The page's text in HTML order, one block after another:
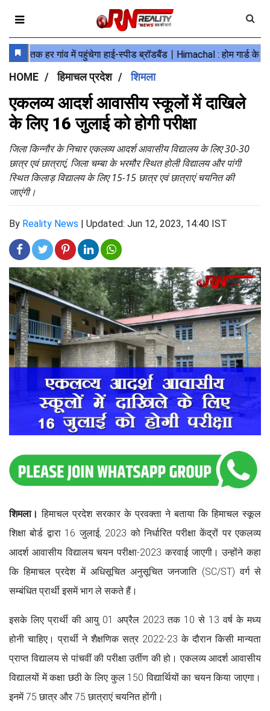
HOME हिमाचल प्रदेश शिमला
एकलव्य आदर्श आवासीय स्कूलों में दाखिले
के लिए 16 जुलाई को होगी परीक्षा
जिला किन्नौर के निचार एकलव्य आदर्श आवासीय विद्यालय के लिए 30-30
छात्र एवं छात्राएं, जिला चम्बा के भरमौर स्थित होली विद्यालय और पांगी
स्थित किलाड़ विद्यालय के लिए 15-15 छात्र एवं छात्राएं चयनित की
जाएंगी।
By Reality News | Updated: Jun 12, 2023, 14:40 IST
शिमला। हिमाचल प्रदेश सरकार के प्रवक्ता ने बताया कि हिमाचल स्कूल
शिक्षा बोर्ड द्वारा 16 जुलाई, 2023 को निर्धारित परीक्षा केंद्रों पर एकलव्य
आदर्श आवासीय विद्यालय चयन परीक्षा-2023 करवाई जाएगी। उन्होंने कहा
कि हिमाचल प्रदेश में अधिसूचित अनुसूचित जनजाति (SC/ST) वर्ग से
सम्बंधित प्रार्थी इसमें भाग ले सकते हैं।
इसके लिए प्रार्थी की आयु 01 अप्रैल 2023 तक 10 से 13 वर्ष के मध्य
होनी चाहिए। प्रार्थी ने शैक्षणिक सत्र 2022-23 के दौरान किसी मान्यता
प्राप्त विद्यालय से पांचवीं की परीक्षा उर्तीण की हो। एकलव्य आदर्श आवासीय
विद्यालयों में कक्षा छठी के लिए कुल 150 विद्यार्थियों का चयन किया जाएगा।
इनमें 75 छात्र और 75 छात्राएं चयनित होंगी।